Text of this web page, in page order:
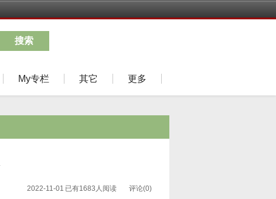
搜索
My专栏 其它 更多
2022-11-01 已有1683人阅读 评论(0)